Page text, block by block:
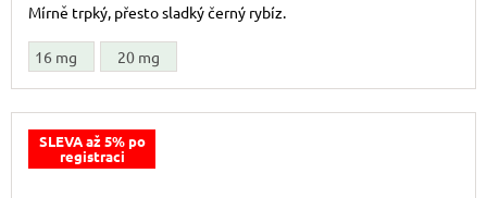
Mírně trpký, přesto sladký černý rybíz.
16 mg 20 mg
SLEVA až 5% po
registraci